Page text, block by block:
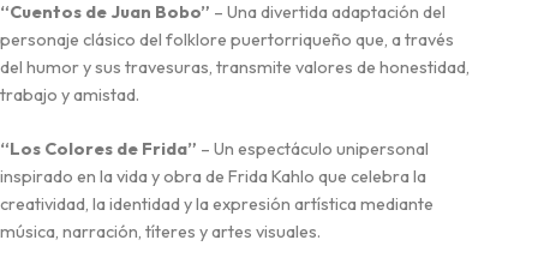
“Cuentos de Juan Bobo” – Una divertida adaptación del
personaje clásico del folklore puertorriqueño que, a través
del humor y sus travesuras, transmite valores de honestidad,
trabajo y amistad.
“Los Colores de Frida” – Un espectáculo unipersonal
inspirado en la vida y obra de Frida Kahlo que celebra la
creatividad, la identidad y la expresión artística mediante
música, narración, títeres y artes visuales.